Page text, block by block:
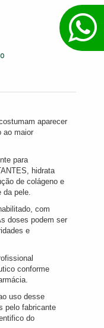
aparecer
ao maior
para
hidrata
de colágeno e
da pele.
com
doses podem ser
e
conforme
uso desse
pelo fabricante
do